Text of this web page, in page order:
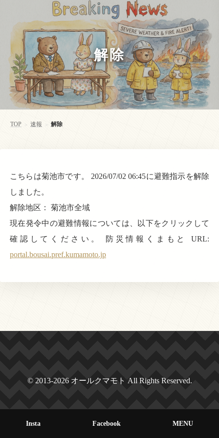
解除
TOP > 速報 > 解除
こちらは菊池市です。 2026/07/02 06:45に避難指示を解除
しました。
解除地区： 菊池市全域
現在発令中の避難情報については、以下をクリックして
確認してください。 防災情報くまもと URL:
portal.bousai.pref.kumamoto.jp
© 2013-2026 オールクマモト All Rights Reserved.
Insta Facebook MENU